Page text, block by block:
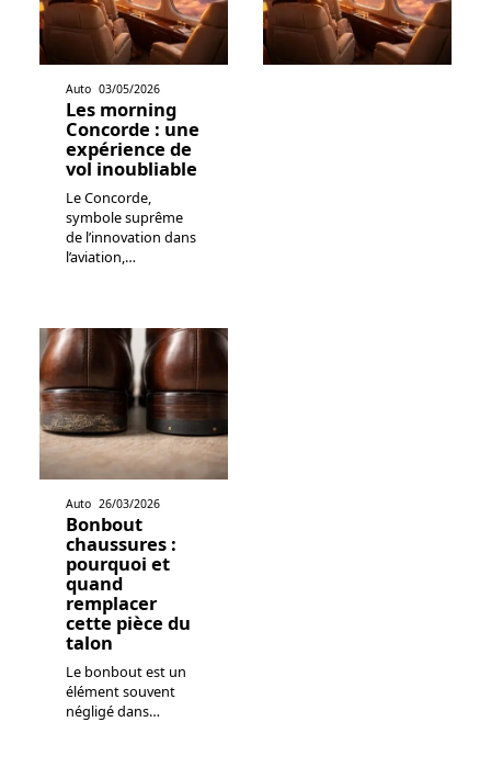
Auto 03/05/2026
Les morning
Concorde : une
expérience de
vol inoubliable
Le Concorde,
symbole suprême
de l’innovation dans
l’aviation,…
Auto 26/03/2026
Bonbout
chaussures :
pourquoi et
quand
remplacer
cette pièce du
talon
Le bonbout est un
élément souvent
négligé dans…